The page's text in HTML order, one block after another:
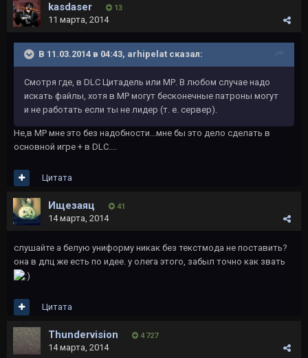
kasdaser 13
11 марта, 2014
В 11.03.2014 в 04:43, arhipelat сказал:
Смотря где, в DLC Цитадель или МР. В любом случае надо
искать файлы, хотя в МР могут бесконечные патроны могут
и не работать если ты не лидер (т. е. сервер).
Не,в МР мне это без надобности...мне бы это дело сделать в
основной игре + в DLC....
Цитата
Ищезаяц 41
14 марта, 2014
cлушайте а белую униформу никак без текстмода не поставить?
она в длц же есть по идее. у олега этого, забыл точно как звать
Цитата
Thundervision 4 727
14 марта, 2014